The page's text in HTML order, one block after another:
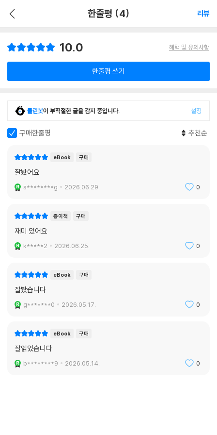
한줄평 (4) 리뷰
10.0 혜택 및 유의사항
한줄평 쓰기
클린봇이 부적절한 글을 감지 중입니다. 설정
구매한줄평 추천순
eBook 구매
잘봤어요
s********g 2026.06.29. 0
종이책 구매
재미 있어요
k*****2 2026.06.25. 0
eBook 구매
잘봤습니다
g*******0 2026.05.17. 0
eBook 구매
잘읽었습니다
b********9 2026.05.14. 0